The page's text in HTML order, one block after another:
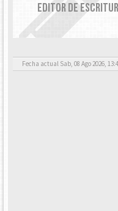
EDITOR DE
Fecha actual Sab, 08 Ago 2026,